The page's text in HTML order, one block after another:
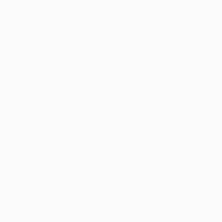
oder benutze die Schaltflächen